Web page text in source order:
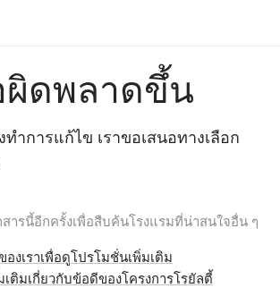
ผิดพลาดขึ้น
ำการแก้ไข เราขอเสนอทางเลือก
ารนี้อีกครั้งเพื่อสืบค้นโรงแรมที่น่าสนใจอื่น ๆ
งเราเพื่อดูโปรโมชั่นเพิ่มเติม
ติมเกี่ยวกับข้อดีของโครงการโรยัลตี้